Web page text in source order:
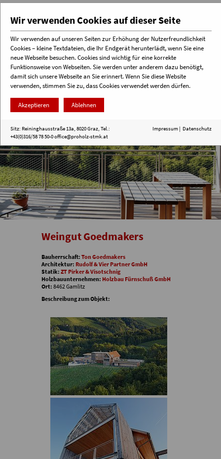
Menü
Weingut Goedmakers
Bauherrschaft: Ton Goedmakers
Architektur: Rudolf & Vier Partner GmbH
Statik: ZT Pirker & Visotschnig
Holzbauunternehmen: Holzbau Fürnschuß GmbH
Ort: 8462 Gamlitz
Beschreibung zum Objekt:
Wir verwenden Cookies auf dieser Seite
Wir verwenden auf unseren Seiten zur Erhöhung der Nutzerfreundlichkeit
Cookies – kleine Textdateien, die Ihr Endgerät herunterlädt, wenn Sie eine
neue Webseite besuchen. Cookies sind wichtig für eine korrekte
Funktionsweise von Webseiten. Sie werden unter anderem dazu benötigt,
damit sich unsere Webseite an Sie erinnert. Wenn Sie diese Website
verwenden, stimmen Sie zu, dass Cookies verwendet werden dürfen.
Akzeptieren Ablehnen
Sitz: Reininghausstraße 13a, 8020 Graz, Tel.:
+43(0)316/58 78 50-0office@proholz-stmk.at
Impressum| Datenschutz